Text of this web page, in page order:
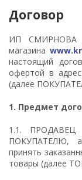
Договор
ИП СМИРНОВА
магазина
настоящий
офертой в
(далее
1. Предмет
1.1. ПРОДАВЕЦ
ПОКУПАТЕЛЮ,
принять
товары (далее